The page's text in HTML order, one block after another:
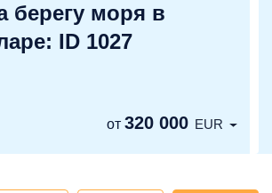
берегу моря в
ID 1027
от 320 000 EUR